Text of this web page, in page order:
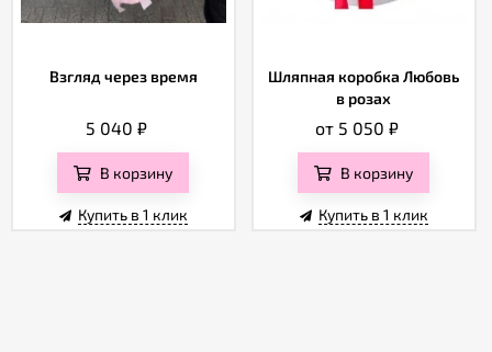
Взгляд через время
5 040₽
В корзину
Купить в 1 клик
Шляпная коробка Любовь
в розах
от 5 050₽
В корзину
Купить в 1 клик